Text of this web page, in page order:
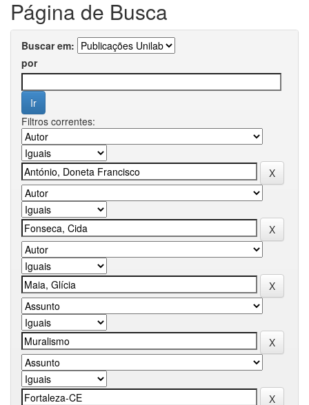
Página de Busca
Buscar em:
por
Filtros correntes: